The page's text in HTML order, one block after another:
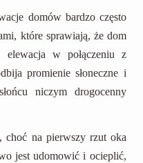
domów bardzo często
które sprawiają, że dom
elewacja w połączeniu z
promienie słoneczne i
niczym drogocenny
choć na pierwszy rzut oka
jest udomowić i ocieplić,